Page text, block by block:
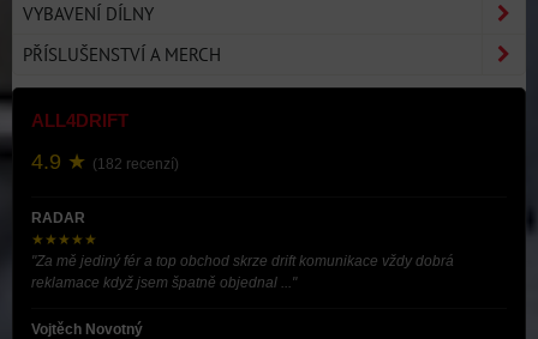
VYBAVENÍ DÍLNY
PŘÍSLUŠENSTVÍ A MERCH
ALL4DRIFT
4.9 ★ (182 recenzí)
RADAR
★★★★★
"Za mě jediný fér a top obchod skrze drift komunikace vždy dobrá
reklamace když jsem špatně objednal ..."
Vojtěch Novotný